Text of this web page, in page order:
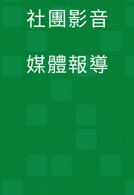
社團影音
媒體報導